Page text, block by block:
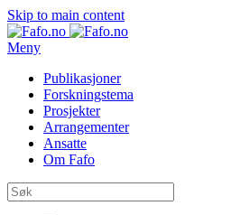
Skip to main content
Meny
Publikasjoner
Forskningstema
Prosjekter
Arrangementer
Ansatte
Om Fafo